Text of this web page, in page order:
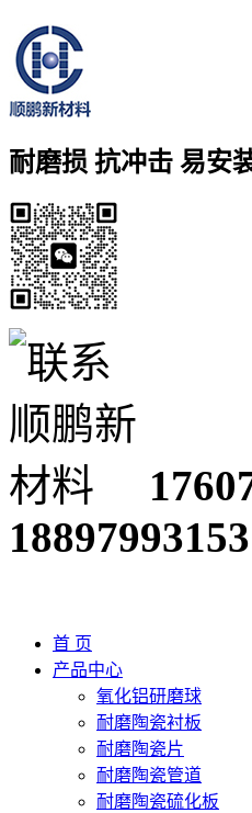
耐磨损 抗冲击 易安
18897993153
首 页
产品中心
氧化铝研磨球
耐磨陶瓷衬板
耐磨陶瓷片
耐磨陶瓷管道
耐磨陶瓷硫化板